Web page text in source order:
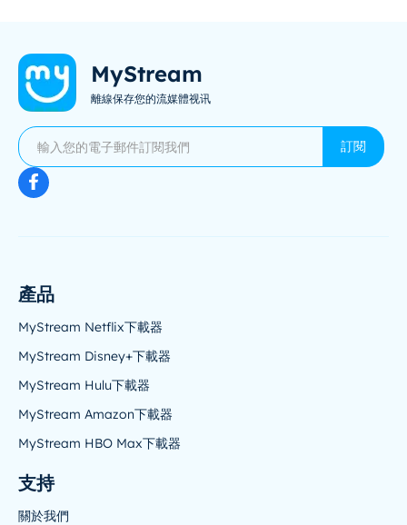
MyStream
離線保存您的流媒體视讯
訂閱
產品
MyStream Netflix下載器
MyStream Disney+下載器
MyStream Hulu下載器
MyStream Amazon下載器
MyStream HBO Max下載器
支持
關於我們